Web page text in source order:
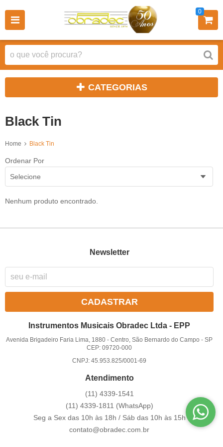
0
CATEGORIAS
Black Tin
Home Black Tin
Ordenar Por
Selecione
Nenhum produto encontrado.
Newsletter
CADASTRAR
Instrumentos Musicais Obradec Ltda - EPP
Avenida Brigadeiro Faria Lima, 1880 -Centro, São Bernardo do Campo -SP
CEP: 09720-000
CNPJ: 45.953.825/0001-69
Atendimento
(11) 4339-1541
(11) 4339-1811 (WhatsApp)
Seg a Sex das 10h às 18h / Sáb das 10h às 15h
contato@obradec.com.br